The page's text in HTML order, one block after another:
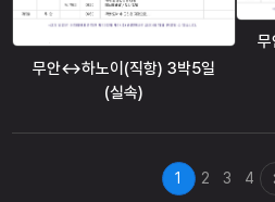
무안↔하노이(직항) 3박5일
(실속)
1 2 3 4